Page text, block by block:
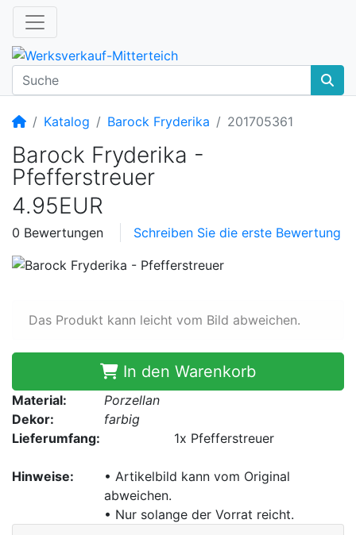
Startseite
Katalog Barock Fryderika 201705361
Barock Fryderika -
Pfefferstreuer
4.95EUR
0 Bewertungen Schreiben Sie die erste Bewertung
Das Produkt kann leicht vom Bild abweichen.
In den Warenkorb
Material:
Porzellan
Dekor:
farbig
Lieferumfang:
1x Pfefferstreuer
Hinweise:
• Artikelbild kann vom Original
abweichen.
• Nur solange der Vorrat reicht.